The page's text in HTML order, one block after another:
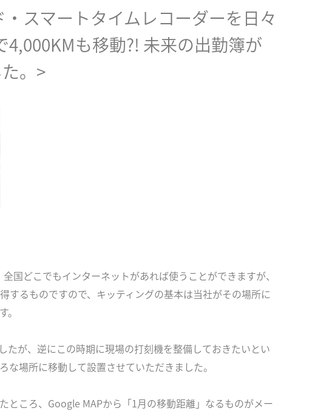
スマートタイムレコーダーを日々
も移動?! 未来の出勤簿が
。>
国どこでもインターネットがあれば使うことができますが、
するものですので、キッティングの基本は当社がその場所に
たが、逆にこの時期に現場の打刻機を整備しておきたいとい
場所に移動して設置させていただきました。
ところ、Google MAPから「1月の移動距離」なるものがメー